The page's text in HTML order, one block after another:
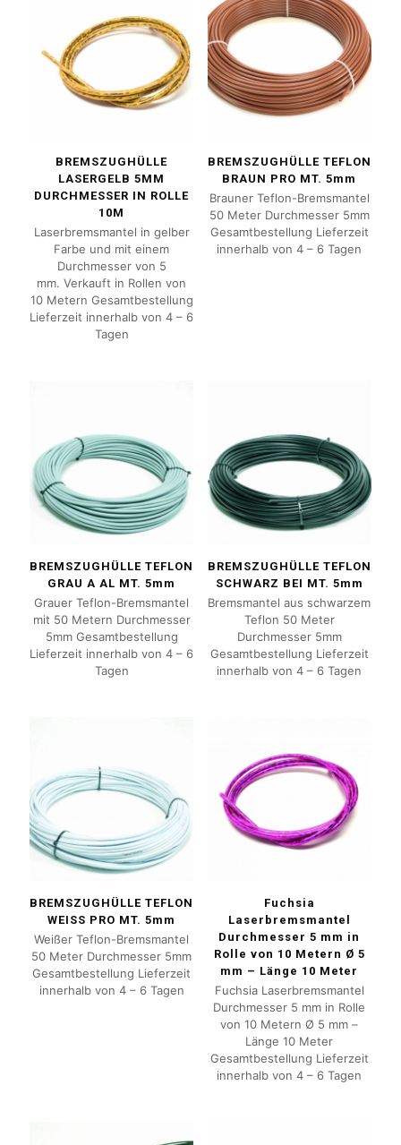
BREMSZUGHÜLLE
LASERGELB 5MM
DURCHMESSER IN ROLLE
10M
Laserbremsmantel in gelber
Farbe und mit einem
Durchmesser von 5
mm. Verkauft in Rollen von
10 Metern Gesamtbestellung
Lieferzeit innerhalb von 4 – 6
Tagen
BREMSZUGHÜLLE TEFLON
BRAUN PRO MT. 5mm
Brauner Teflon-Bremsmantel
50 Meter Durchmesser 5mm
Gesamtbestellung Lieferzeit
innerhalb von 4 – 6 Tagen
BREMSZUGHÜLLE TEFLON
GRAU A AL MT. 5mm
Grauer Teflon-Bremsmantel
mit 50 Metern Durchmesser
5mm Gesamtbestellung
Lieferzeit innerhalb von 4 – 6
Tagen
BREMSZUGHÜLLE TEFLON
SCHWARZ BEI MT. 5mm
Bremsmantel aus schwarzem
Teflon 50 Meter
Durchmesser 5mm
Gesamtbestellung Lieferzeit
innerhalb von 4 – 6 Tagen
BREMSZUGHÜLLE TEFLON
WEISS PRO MT. 5mm
Weißer Teflon-Bremsmantel
50 Meter Durchmesser 5mm
Gesamtbestellung Lieferzeit
innerhalb von 4 – 6 Tagen
Fuchsia
Laserbremsmantel
Durchmesser 5 mm in
Rolle von 10 Metern Ø 5
mm – Länge 10 Meter
Fuchsia Laserbremsmantel
Durchmesser 5 mm in Rolle
von 10 Metern Ø 5 mm –
Länge 10 Meter
Gesamtbestellung Lieferzeit
innerhalb von 4 – 6 Tagen